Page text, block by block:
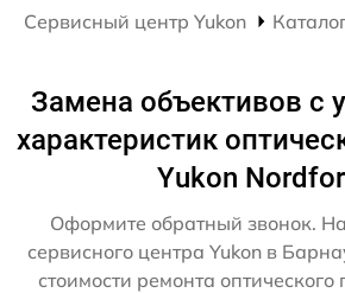
Сервисный центр Yukon
Замена объективов с
характеристик
Yukon
Оформите обратный звонок.
сервисного центра Yukon в
стоимости ремонта